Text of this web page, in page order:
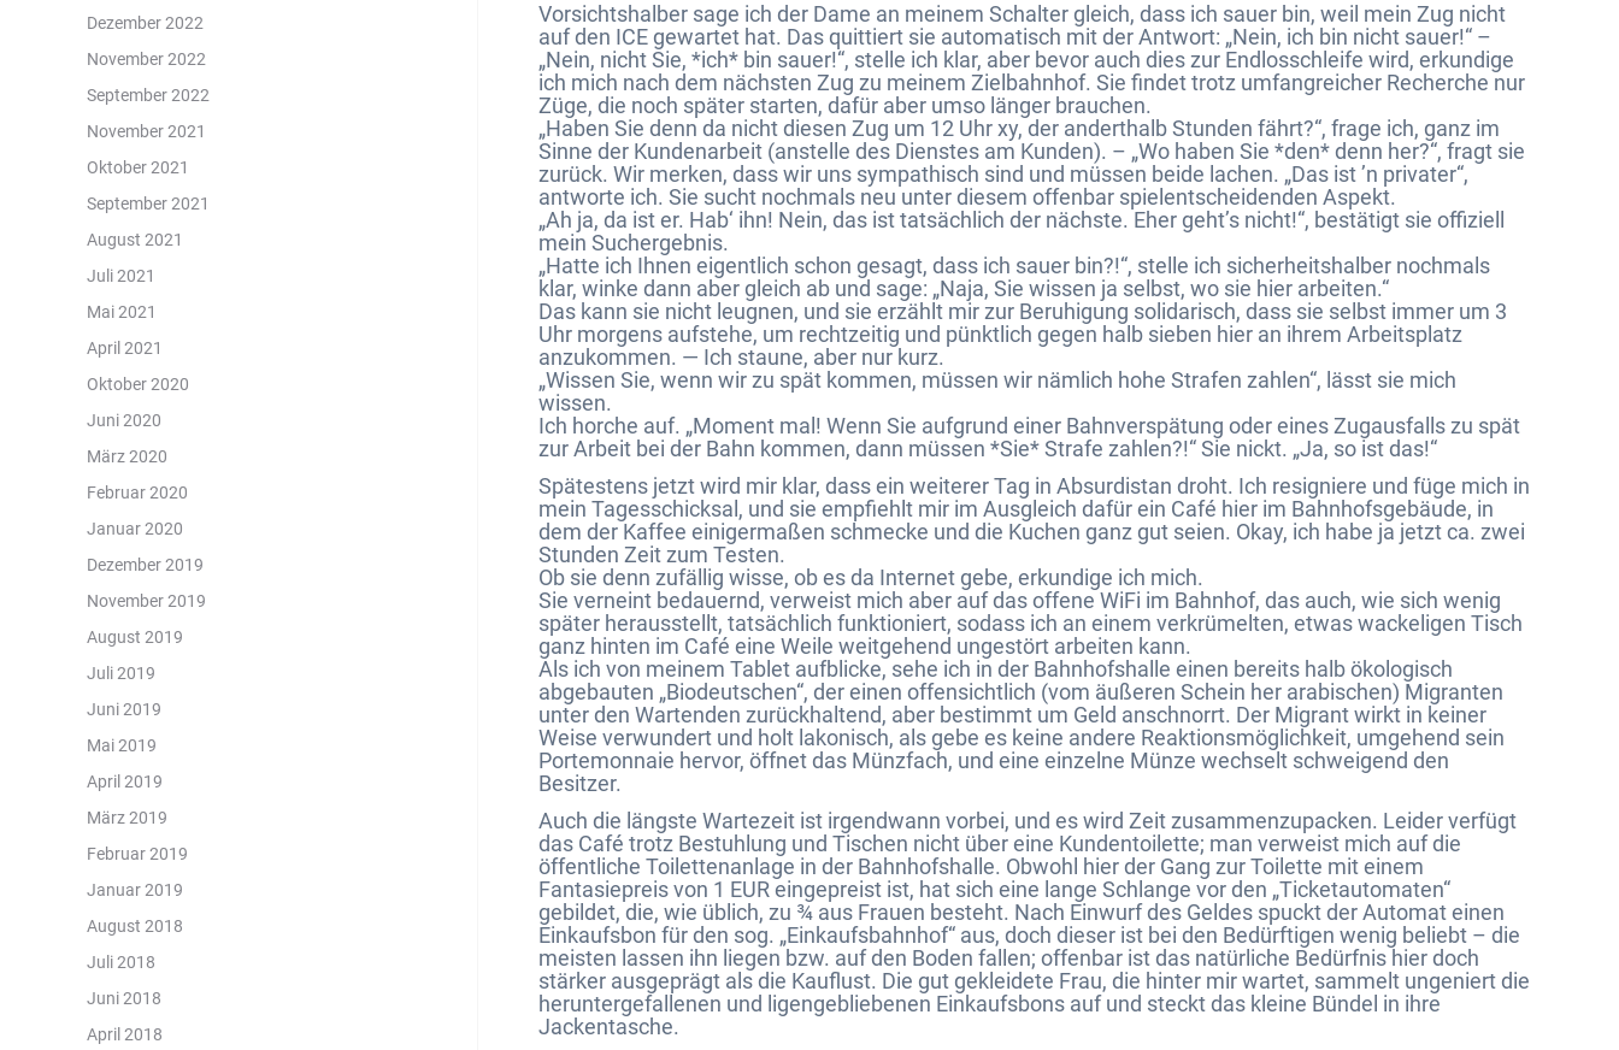
Vorsichtshalber sage ich der Dame an meinem Schalter gleich, dass ich sauer bin, weil mein Zug nicht
auf den ICE gewartet hat. Das quittiert sie automatisch mit der Antwort: „Nein, ich bin nicht sauer!“ –
„Nein, nicht Sie, *ich* bin sauer!“, stelle ich klar, aber bevor auch dies zur Endlosschleife wird, erkundige
ich mich nach dem nächsten Zug zu meinem Zielbahnhof. Sie findet trotz umfangreicher Recherche nur
Züge, die noch später starten, dafür aber umso länger brauchen.
„Haben Sie denn da nicht diesen Zug um 12 Uhr xy, der anderthalb Stunden fährt?“, frage ich, ganz im
Sinne der Kundenarbeit (anstelle des Dienstes am Kunden). – „Wo haben Sie *den* denn her?“, fragt sie
zurück. Wir merken, dass wir uns sympathisch sind und müssen beide lachen. „Das ist ’n privater“,
antworte ich. Sie sucht nochmals neu unter diesem offenbar spielentscheidenden Aspekt.
„Ah ja, da ist er. Hab‘ ihn! Nein, das ist tatsächlich der nächste. Eher geht’s nicht!“, bestätigt sie offiziell
mein Suchergebnis.
„Hatte ich Ihnen eigentlich schon gesagt, dass ich sauer bin?!“, stelle ich sicherheitshalber nochmals
klar, winke dann aber gleich ab und sage: „Naja, Sie wissen ja selbst, wo sie hier arbeiten.“
Das kann sie nicht leugnen, und sie erzählt mir zur Beruhigung solidarisch, dass sie selbst immer um 3
Uhr morgens aufstehe, um rechtzeitig und pünktlich gegen halb sieben hier an ihrem Arbeitsplatz
anzukommen. — Ich staune, aber nur kurz.
„Wissen Sie, wenn wir zu spät kommen, müssen wir nämlich hohe Strafen zahlen“, lässt sie mich
wissen.
Ich horche auf. „Moment mal! Wenn Sie aufgrund einer Bahnverspätung oder eines Zugausfalls zu spät
zur Arbeit bei der Bahn kommen, dann müssen *Sie* Strafe zahlen?!“ Sie nickt. „Ja, so ist das!“
Spätestens jetzt wird mir klar, dass ein weiterer Tag in Absurdistan droht. Ich resigniere und füge mich in
mein Tagesschicksal, und sie empfiehlt mir im Ausgleich dafür ein Café hier im Bahnhofsgebäude, in
dem der Kaffee einigermaßen schmecke und die Kuchen ganz gut seien. Okay, ich habe ja jetzt ca. zwei
Stunden Zeit zum Testen.
Ob sie denn zufällig wisse, ob es da Internet gebe, erkundige ich mich.
Sie verneint bedauernd, verweist mich aber auf das offene WiFi im Bahnhof, das auch, wie sich wenig
später herausstellt, tatsächlich funktioniert, sodass ich an einem verkrümelten, etwas wackeligen Tisch
ganz hinten im Café eine Weile weitgehend ungestört arbeiten kann.
Als ich von meinem Tablet aufblicke, sehe ich in der Bahnhofshalle einen bereits halb ökologisch
abgebauten „Biodeutschen“, der einen offensichtlich (vom äußeren Schein her arabischen) Migranten
unter den Wartenden zurückhaltend, aber bestimmt um Geld anschnorrt. Der Migrant wirkt in keiner
Weise verwundert und holt lakonisch, als gebe es keine andere Reaktionsmöglichkeit, umgehend sein
Portemonnaie hervor, öffnet das Münzfach, und eine einzelne Münze wechselt schweigend den
Besitzer.
Auch die längste Wartezeit ist irgendwann vorbei, und es wird Zeit zusammenzupacken. Leider verfügt
das Café trotz Bestuhlung und Tischen nicht über eine Kundentoilette; man verweist mich auf die
öffentliche Toilettenanlage in der Bahnhofshalle. Obwohl hier der Gang zur Toilette mit einem
Fantasiepreis von 1 EUR eingepreist ist, hat sich eine lange Schlange vor den „Ticketautomaten“
gebildet, die, wie üblich, zu ¾ aus Frauen besteht. Nach Einwurf des Geldes spuckt der Automat einen
Einkaufsbon für den sog. „Einkaufsbahnhof“ aus, doch dieser ist bei den Bedürftigen wenig beliebt – die
meisten lassen ihn liegen bzw. auf den Boden fallen; offenbar ist das natürliche Bedürfnis hier doch
stärker ausgeprägt als die Kauflust. Die gut gekleidete Frau, die hinter mir wartet, sammelt ungeniert die
heruntergefallenen und ligengebliebenen Einkaufsbons auf und steckt das kleine Bündel in ihre
Jackentasche.
Dezember 2022
November 2022
September 2022
November 2021
Oktober 2021
September 2021
August 2021
Juli 2021
Mai 2021
April 2021
Oktober 2020
Juni 2020
März 2020
Februar 2020
Januar 2020
Dezember 2019
November 2019
August 2019
Juli 2019
Juni 2019
Mai 2019
April 2019
März 2019
Februar 2019
Januar 2019
August 2018
Juli 2018
Juni 2018
April 2018